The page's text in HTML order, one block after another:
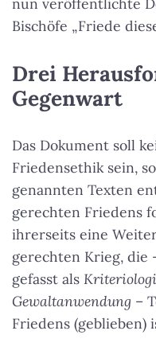
Bischöfe „Friede
Drei
Gegenwart
Das Dokument soll
Friedensethik sein,
genannten Texten
gerechten Friedens
ihrerseits eine
gerechten Krieg, die
gefasst als
Gewaltanwendung –
Friedens (geblieben)